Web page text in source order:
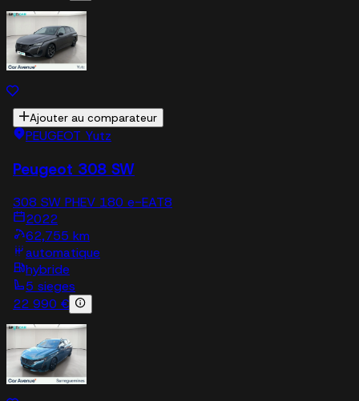
Ajouter au comparateur
PEUGEOT Yutz
Peugeot 308 SW
308 SW PHEV 180 e-EAT8
2022
62,755 km
automatique
hybride
5 sieges
22 990 €